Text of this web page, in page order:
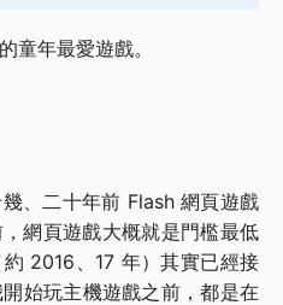
童年最愛遊戲。
、二十年前 Flash 網頁遊戲
網頁遊戲大概就是門檻最低
2016、17 年）其實已經接
始玩主機遊戲之前，都是在